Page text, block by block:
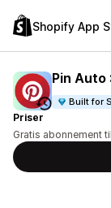
Shopify App
Pin Auto
Built for
Priser
Gratis abonnement